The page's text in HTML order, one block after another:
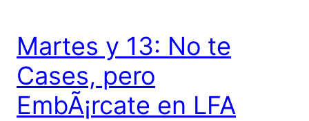
Martes y 13: No te
Cases, pero
EmbÃ¡rcate en LFA